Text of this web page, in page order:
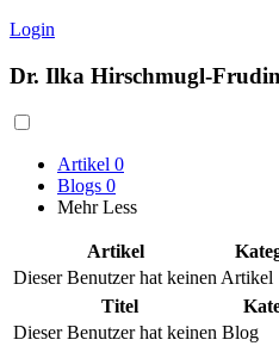
Login
Dr. Ilka Hirschmugl-
Artikel 0
Blogs 0
Mehr Less
Artikel
Dieser Benutzer hat keinen Artikel
Titel
Dieser Benutzer hat keinen Blog